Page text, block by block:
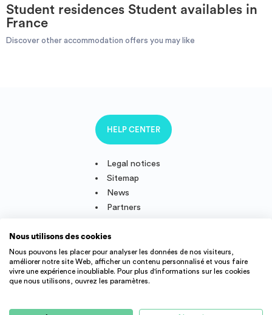
Cities
Student residences Student availables in
France
Discover other accommodation offers you may like
Legal notices
Sitemap
News
Partners
HELP CENTER
Follow us
IMMOJEUNE © 2011-2026, created and developped in France.
Nous utilisons des cookies
Nous pouvons les placer pour analyser les données de nos visiteurs,
améliorer notre site Web, afficher un contenu personnalisé et vous faire
vivre une expérience inoubliable. Pour plus d'informations sur les cookies
que nous utilisons, ouvrez les paramètres.